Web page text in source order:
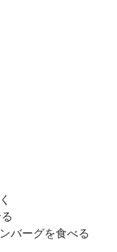
バーグを食べる